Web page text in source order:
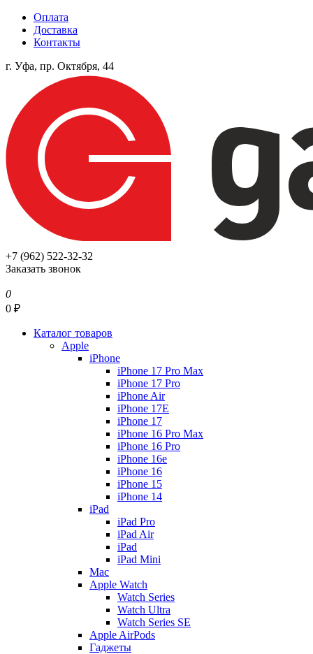
Оплата
Доставка
Контакты
г. Уфа, пр. Октября, 44
+7 (962) 522-32-32
Заказать звонок
0
0 ₽
Каталог товаров
Apple
iPhone
iPhone 17 Pro Max
iPhone 17 Pro
iPhone Air
iPhone 17E
iPhone 17
iPhone 16 Pro Max
iPhone 16 Pro
iPhone 16e
iPhone 16
iPhone 15
iPhone 14
iPad
iPad Pro
iPad Air
iPad
iPad Mini
Mac
Apple Watch
Watch Series
Watch Ultra
Watch Series SE
Apple AirPods
Гаджеты